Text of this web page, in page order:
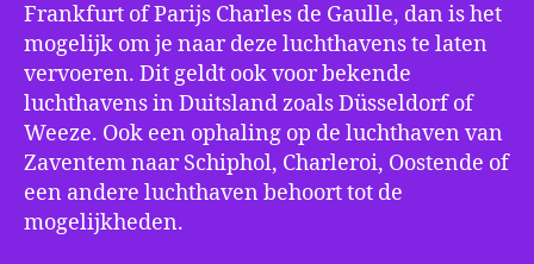
Frankfurt of Parijs Charles de Gaulle, dan is het
mogelijk om je naar deze luchthavens te laten
vervoeren. Dit geldt ook voor bekende
luchthavens in Duitsland zoals Düsseldorf of
Weeze. Ook een ophaling op de luchthaven van
Zaventem naar Schiphol, Charleroi, Oostende of
een andere luchthaven behoort tot de
mogelijkheden.